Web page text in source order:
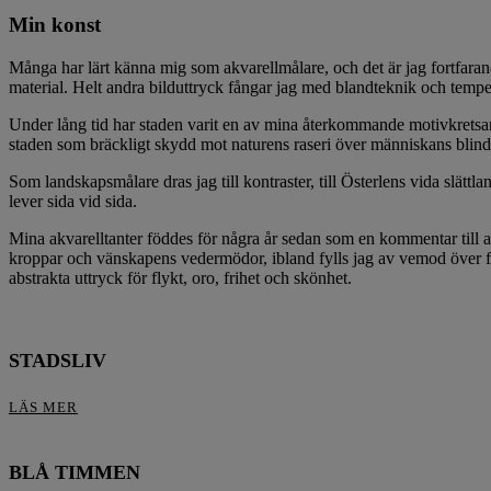
Min konst
Många har lärt känna mig som akvarellmålare, och det är jag
material. Helt andra bilduttryck fångar jag med blandteknik och
Under lång tid har staden varit en av mina återkommande
staden som bräckligt skydd mot naturens raseri över människans
Som landskapsmålare dras jag till kontraster, till Österlens vida
lever sida vid sida.
Mina akvarelltanter föddes för några år sedan som en kommentar
kroppar och vänskapens vedermödor, ibland fylls jag av vemod
abstrakta uttryck för flykt, oro, frihet och skönhet.
STADSLIV
LÄS MER
BLÅ TIMMEN